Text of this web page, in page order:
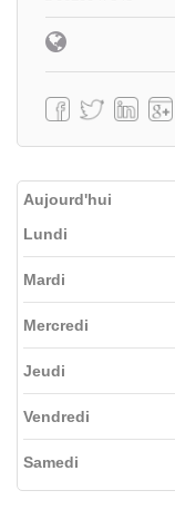
Aujourd'hui
Lundi
Mardi
Mercredi
Jeudi
Vendredi
Samedi